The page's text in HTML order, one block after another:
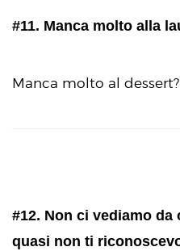
#11. Manca molto alla
Manca molto al dessert?
#12. Non ci vediamo
quasi non ti